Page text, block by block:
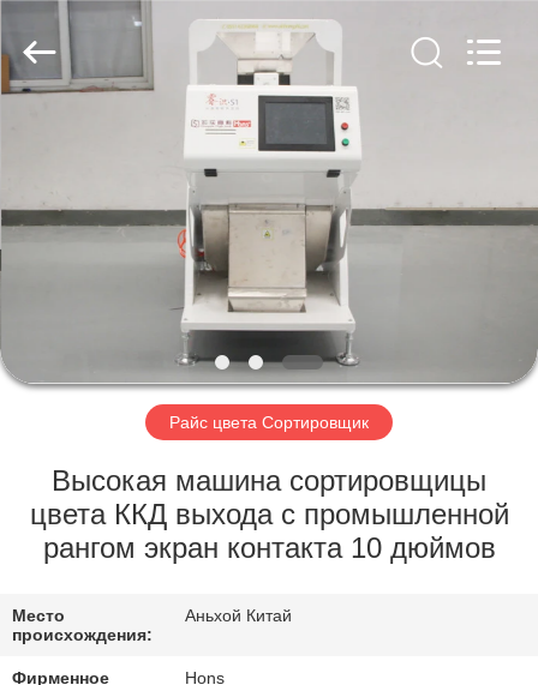
ПРОДУКТЫ
О
ПУТЕШЕСТВИЕ
ФАБРИКИ
ПРОВЕРКА
КАЧЕСТВА
СВЯЖИТЕСЬ
МЫ
Optoelectronic
tech
Co.,Ltd.
All
Rights
Райс цвета Сортировщик
Высокая машина сортировщицы
цвета ККД выхода с промышленной
рангом экран контакта 10 дюймов
Место
происхождения:
Аньхой Китай
Фирменное
Hons